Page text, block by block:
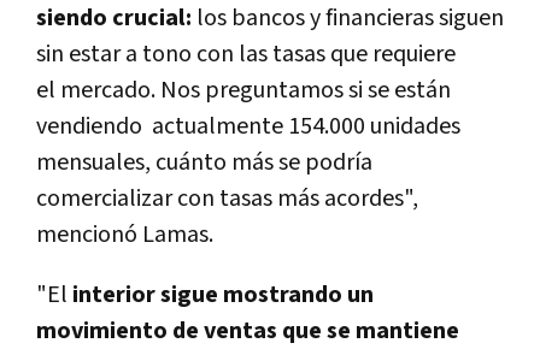
siendo crucial: los bancos y financieras siguen
sin estar a tono con las tasas que requiere
el mercado. Nos preguntamos si se están
vendiendo actualmente 154.000 unidades
mensuales, cuánto más se podría
comercializar con tasas más acordes",
mencionó Lamas.
"El interior sigue mostrando un
movimiento de ventas que se mantiene